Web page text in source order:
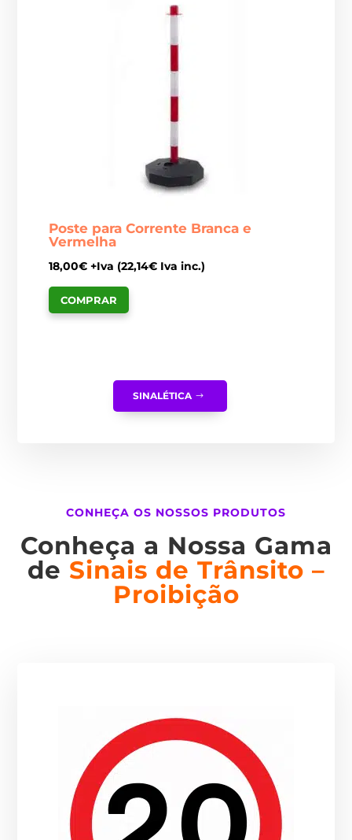
Poste para Corrente Branca e
Vermelha
18,00€ +Iva (22,14€ Iva inc.)
COMPRAR
SINALÉTICA
CONHEÇA OS NOSSOS PRODUTOS
Conheça a Nossa Gama
de Sinais de Trânsito –
Proibição